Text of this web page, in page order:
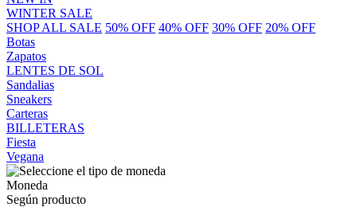
WINTER SALE
SHOP ALL SALE 50% OFF 40% OFF 30% OFF 20% OFF
Botas
Zapatos
LENTES DE SOL
Sandalias
Sneakers
Carteras
BILLETERAS
Fiesta
Vegana
Moneda
Según producto